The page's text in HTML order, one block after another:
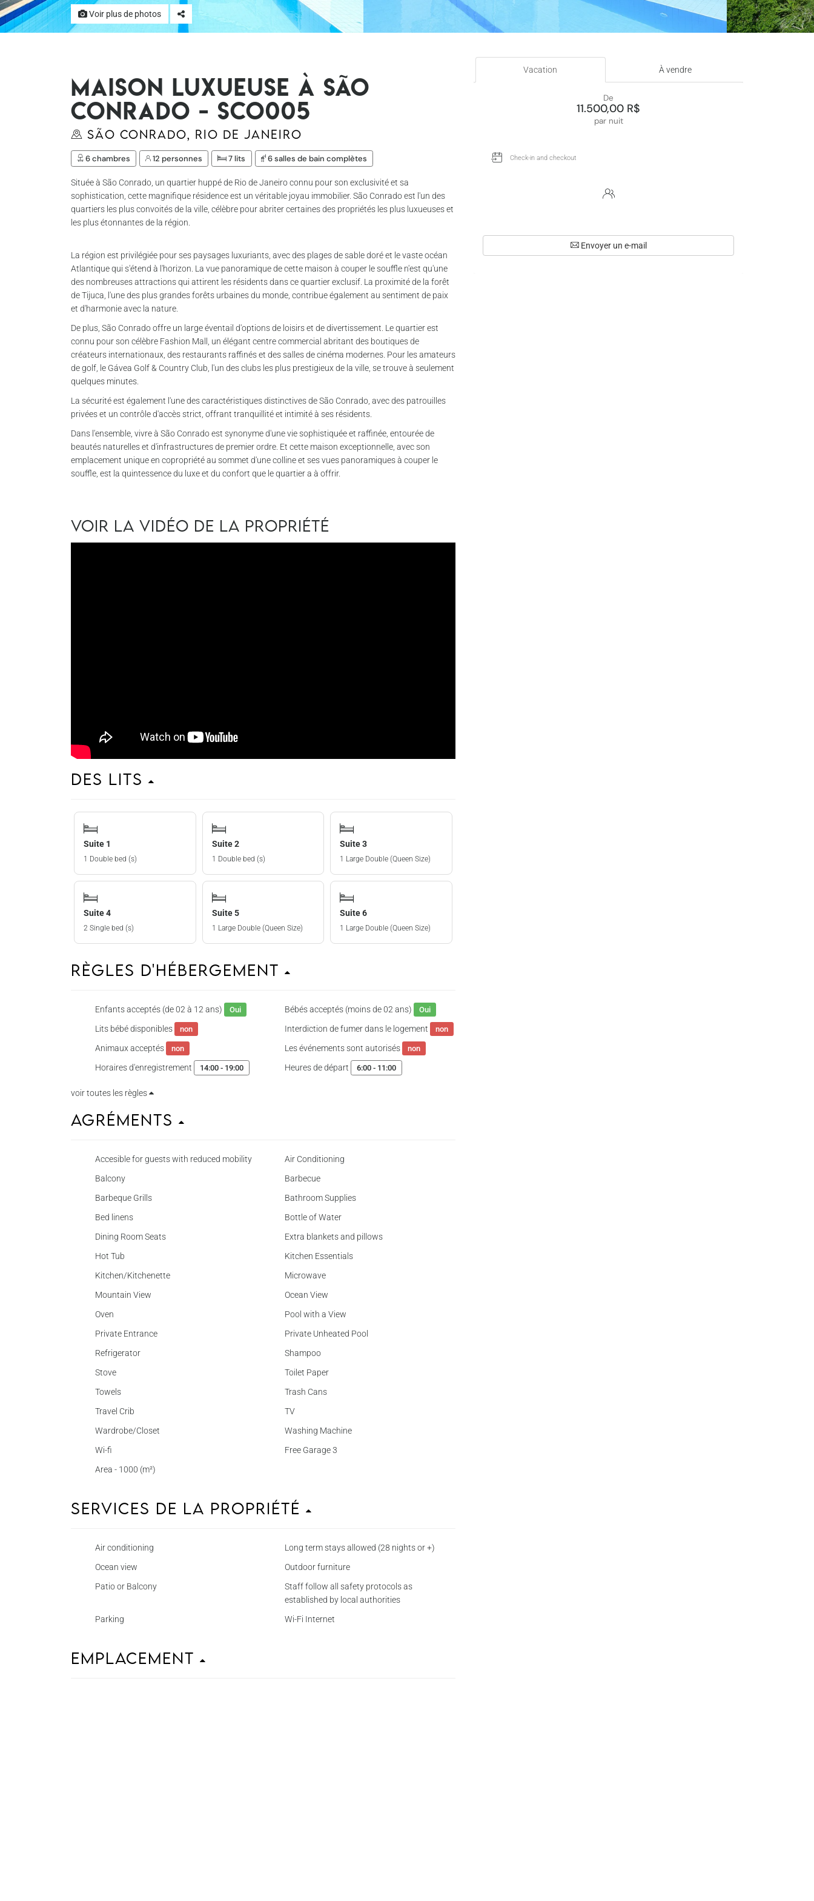
Voir plus de photos
Maison luxueuse à São
Conrado - Sco005
São Conrado, Rio de Janeiro
6 chambres 12 personnes 7 lits 6 salles de bain complètes
Située à São Conrado, un quartier huppé de Rio de Janeiro connu pour son exclusivité et sa
sophistication, cette magnifique résidence est un véritable joyau immobilier. São Conrado est l'un des
quartiers les plus convoités de la ville, célèbre pour abriter certaines des propriétés les plus luxueuses et
les plus étonnantes de la région.
La région est privilégiée pour ses paysages luxuriants, avec des plages de sable doré et le vaste océan
Atlantique qui s'étend à l'horizon. La vue panoramique de cette maison à couper le souffle n'est qu'une
des nombreuses attractions qui attirent les résidents dans ce quartier exclusif. La proximité de la forêt
de Tijuca, l'une des plus grandes forêts urbaines du monde, contribue également au sentiment de paix
et d'harmonie avec la nature.
De plus, São Conrado offre un large éventail d'options de loisirs et de divertissement. Le quartier est
connu pour son célèbre Fashion Mall, un élégant centre commercial abritant des boutiques de
créateurs internationaux, des restaurants raffinés et des salles de cinéma modernes. Pour les amateurs
de golf, le Gávea Golf & Country Club, l'un des clubs les plus prestigieux de la ville, se trouve à seulement
quelques minutes.
La sécurité est également l'une des caractéristiques distinctives de São Conrado, avec des patrouilles
privées et un contrôle d'accès strict, offrant tranquillité et intimité à ses résidents.
Dans l'ensemble, vivre à São Conrado est synonyme d'une vie sophistiquée et raffinée, entourée de
beautés naturelles et d'infrastructures de premier ordre. Et cette maison exceptionnelle, avec son
emplacement unique en copropriété au sommet d'une colline et ses vues panoramiques à couper le
souffle, est la quintessence du luxe et du confort que le quartier a à offrir.
Voir la vidéo de la propriété
Des lits
Suite 1
1 Double bed (s)
Suite 2
1 Double bed (s)
Suite 3
1 Large Double (Queen Size)
Suite 4
2 Single bed (s)
Suite 5
1 Large Double (Queen Size)
Suite 6
1 Large Double (Queen Size)
Règles d'hébergement
Enfants acceptés (de 02 à 12 ans) Oui Bébés acceptés (moins de 02 ans) Oui
Lits bébé disponibles non Interdiction de fumer dans le logement non
Animaux acceptés non Les événements sont autorisés non
Horaires d'enregistrement 14:00 - 19:00 Heures de départ 6:00 - 11:00
voir toutes les règles
Agréments
Accesible for guests with reduced mobility
Air Conditioning
Balcony
Barbecue
Barbeque Grills
Bathroom Supplies
Bed linens
Bottle of Water
Dining Room Seats
Extra blankets and pillows
Hot Tub
Kitchen Essentials
Kitchen/Kitchenette
Microwave
Mountain View
Ocean View
Oven
Pool with a View
Private Entrance
Private Unheated Pool
Refrigerator
Shampoo
Stove
Toilet Paper
Towels
Trash Cans
Travel Crib
TV
Wardrobe/Closet
Washing Machine
Wi-fi
Free Garage 3
Area - 1000 (m²)
Services de la propriété
Air conditioning
Long term stays allowed (28 nights or +)
Ocean view
Outdoor furniture
Patio or Balcony
Staff follow all safety protocols as
established by local authorities
Parking
Wi-Fi Internet
Emplacement
Vacation À vendre
De
11.500,00 R$
par nuit
Envoyer un e-mail